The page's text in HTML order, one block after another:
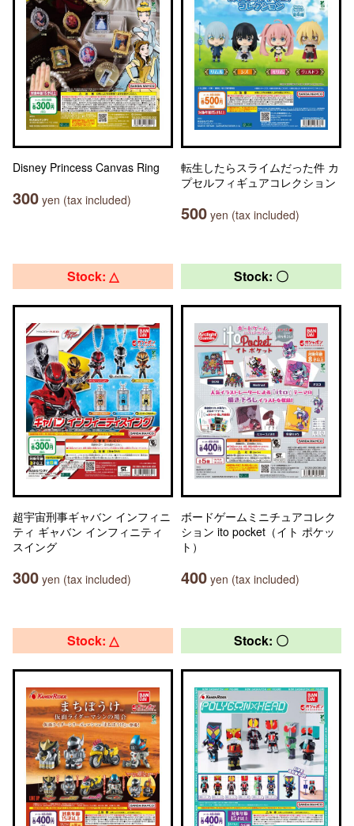
Disney Princess Canvas Ring
300 yen (tax included)
転生したらスライムだった件 カ
プセルフィギュアコレクション
500 yen (tax included)
Stock: △
超宇宙刑事ギャバン インフィニ
ティ ギャバン インフィニティ
スイング
300 yen (tax included)
Stock: 〇
ボードゲームミニチュアコレク
ション ito pocket（イト ポケッ
ト）
400 yen (tax included)
Stock: △ Stock: 〇